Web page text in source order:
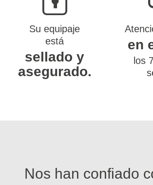
Su equipaje
está
sellado y
asegurado.
en
los
Nos han confiado